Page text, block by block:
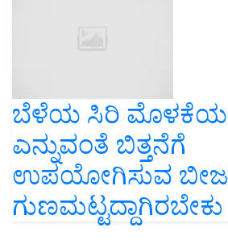
ಬೆಳೆಯ ಸಿರಿ
ಎನ್ನುವಂತೆ ಬಿತ್ತನೆಗೆ
ಉಪಯೋಗಿಸುವ
ಗುಣಮಟ್ಟದ್ದಾಗಿರಬೇಕು